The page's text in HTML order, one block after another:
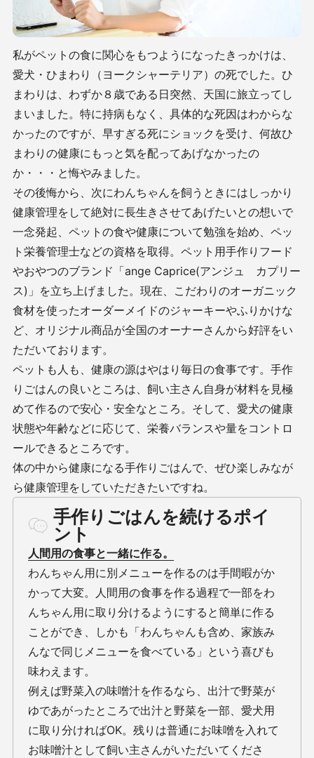
私がペットの食に関心をもつようになったきっかけは、
愛犬・ひまわり（ヨークシャーテリア）の死でした。ひ
まわりは、わずか８歳である日突然、天国に旅立ってし
まいました。特に持病もなく、具体的な死因はわからな
かったのですが、早すぎる死にショックを受け、何故ひ
まわりの健康にもっと気を配ってあげなかったの
か・・・と悔やみました。
その後悔から、次にわんちゃんを飼うときにはしっかり
健康管理をして絶対に長生きさせてあげたいとの想いで
一念発起、ペットの食や健康について勉強を始め、ペッ
ト栄養管理士などの資格を取得。ペット用手作りフード
やおやつのブランド「ange Caprice(アンジュ カプリー
ス)」を立ち上げました。現在、こだわりのオーガニック
食材を使ったオーダーメイドのジャーキーやふりかけな
ど、オリジナル商品が全国のオーナーさんから好評をい
ただいております。
ペットも人も、健康の源はやはり毎日の食事です。手作
りごはんの良いところは、飼い主さん自身が材料を見極
めて作るので安心・安全なところ。そして、愛犬の健康
状態や年齢などに応じて、栄養バランスや量をコントロ
ールできるところです。
体の中から健康になる手作りごはんで、ぜひ楽しみなが
ら健康管理をしていただきたいですね。
手作りごはんを続けるポイ
ント
人間用の食事と一緒に作る。
わんちゃん用に別メニューを作るのは手間暇がか
かって大変。人間用の食事を作る過程で一部をわ
んちゃん用に取り分けるようにすると簡単に作る
ことができ、しかも「わんちゃんも含め、家族み
んなで同じメニューを食べている」という喜びも
味わえます。
例えば野菜入の味噌汁を作るなら、出汁で野菜が
ゆであがったところで出汁と野菜を一部、愛犬用
に取り分ければOK。残りは普通にお味噌を入れて
お味噌汁として飼い主さんがいただいてくださ